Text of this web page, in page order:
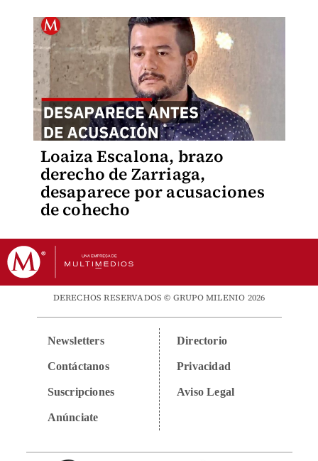
Loaiza Escalona, brazo
derecho de Zarriaga,
desaparece por acusaciones
de cohecho
DERECHOS RESERVADOS © GRUPO MILENIO 2026
Newsletters
Contáctanos
Suscripciones
Anúnciate
Directorio
Privacidad
Aviso Legal